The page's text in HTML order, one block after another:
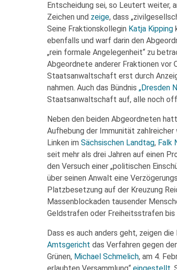
Entscheidung sei, so Leutert weiter,
Zeichen und zeige, dass
Seine Fraktionskollegin Katja Kipping
ebenfalls und warf darin den
„rein formale Angelegenheit“ zu
Abgeordnete anderer Fraktionen vor
Staatsanwaltschaft erst durch
nahmen. Auch das Bündnis „Dresden
Staatsanwaltschaft auf, alle noch
Neben den beiden Abgeordneten
Aufhebung der Immunität
Linken im Sächsischen Landtag, Falk
seit mehr als drei Jahren auf einen
den Versuch einer „politischen
über seinen Anwalt eine
Platzbesetzung auf der Kreuzung
Massenblockaden tausender
Geldstrafen oder Freiheitsstrafen bis
Dass es auch anders geht, zeigen
Amtsgericht das Verfahren gegen
Grünen, Michael Schmelich, am 4.